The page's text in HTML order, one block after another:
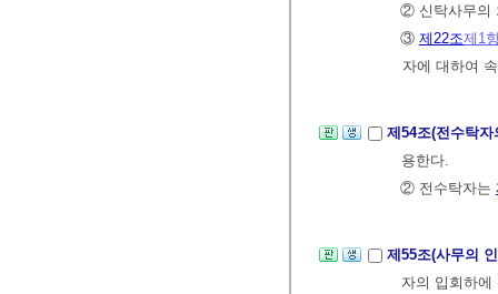
② 신탁사무의
③ 제22조제1
자에 대하여
제54조(전수탁
용한다.
② 전수탁자는
제55조(사무의
자의 입회하